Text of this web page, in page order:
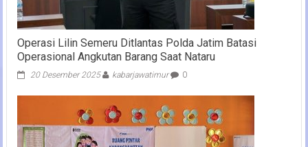
Operasi Lilin Semeru Ditlantas Polda Jatim Batasi
Operasional Angkutan Barang Saat Nataru
20 Desember 2025 kabarjawatimur 0